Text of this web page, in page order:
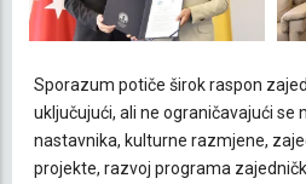
Sporazum potiče širok raspon
uključujući, ali ne ograničavajući se
nastavnika, kulturne razmjene,
projekte, razvoj programa